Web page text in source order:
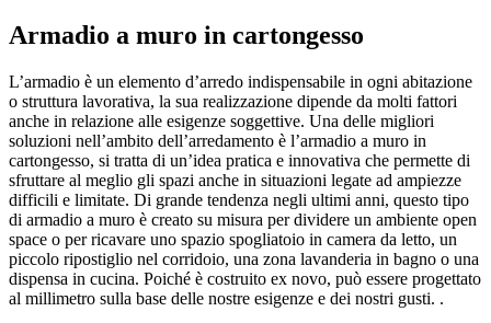
Armadio a muro in cartongesso
L’armadio è un elemento d’arredo indispensabile in ogni abitazione
o struttura lavorativa, la sua realizzazione dipende da molti fattori
anche in relazione alle esigenze soggettive. Una delle migliori
soluzioni nell’ambito dell’arredamento è l’armadio a muro in
cartongesso, si tratta di un’idea pratica e innovativa che permette di
sfruttare al meglio gli spazi anche in situazioni legate ad ampiezze
difficili e limitate. Di grande tendenza negli ultimi anni, questo tipo
di armadio a muro è creato su misura per dividere un ambiente open
space o per ricavare uno spazio spogliatoio in camera da letto, un
piccolo ripostiglio nel corridoio, una zona lavanderia in bagno o una
dispensa in cucina. Poiché è costruito ex novo, può essere progettato
al millimetro sulla base delle nostre esigenze e dei nostri gusti. .